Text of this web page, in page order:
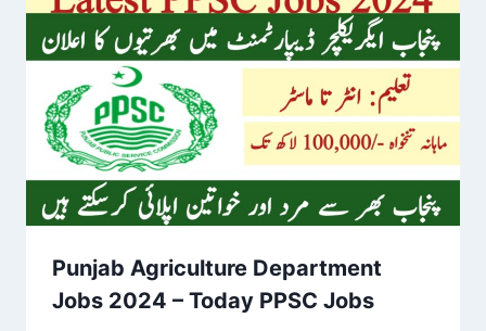
Punjab Agriculture Department
Jobs 2024 – Today PPSC Jobs